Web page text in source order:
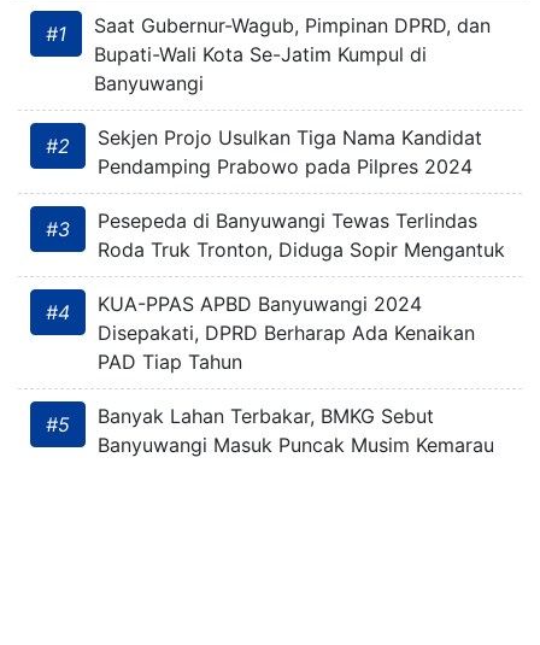
#1
Saat Gubernur-Wagub, Pimpinan DPRD, dan
Bupati-Wali Kota Se-Jatim Kumpul di
Banyuwangi
#2
Sekjen Projo Usulkan Tiga Nama Kandidat
Pendamping Prabowo pada Pilpres 2024
#3
Pesepeda di Banyuwangi Tewas Terlindas
Roda Truk Tronton, Diduga Sopir Mengantuk
#4
KUA-PPAS APBD Banyuwangi 2024
Disepakati, DPRD Berharap Ada Kenaikan
PAD Tiap Tahun
#5
Banyak Lahan Terbakar, BMKG Sebut
Banyuwangi Masuk Puncak Musim Kemarau